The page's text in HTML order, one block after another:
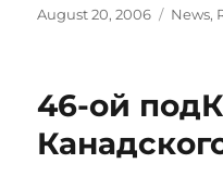
Posted
August 20, 2006 News,
46-ой